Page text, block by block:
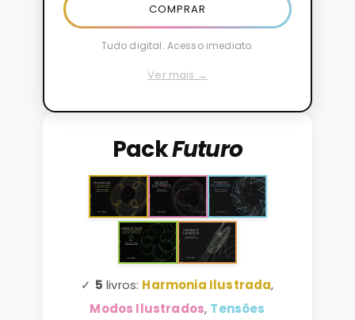
COMPRAR
Tudo digital. Acesso imediato.
Ver mais →
PackFuturo
✓ 5 livros: Harmonia Ilustrada,
Modos Ilustrados, Tensões